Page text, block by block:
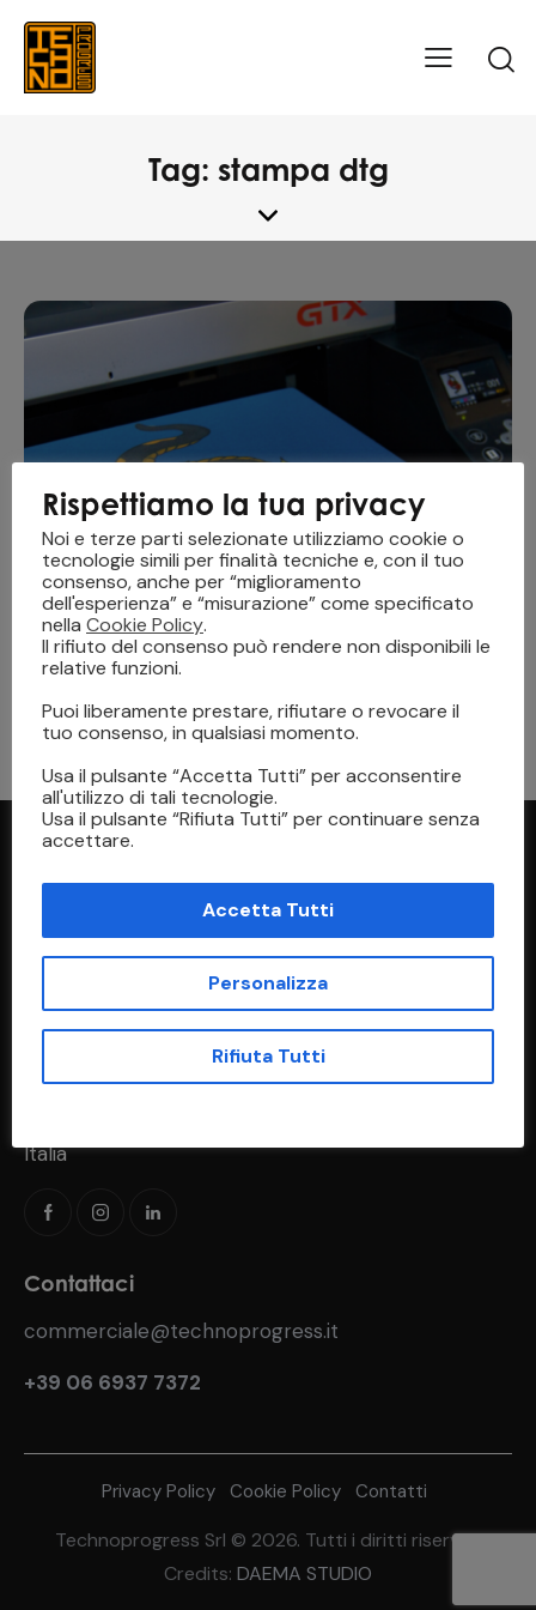
Tag: stampa dtg
Stampa Digitale su Tessuto: come funziona
Indirizzo
Via del Fosso di S. Andrea, 183
Italia
Contattaci
commerciale@technoprogress.it
+39 06 6937 7372
Privacy Policy Cookie Policy Contatti
Technoprogress Srl © 2026. Tutti i diritti riservati
Credits: DAEMA STUDIO
Rispettiamo la tua privacy
Noi e terze parti selezionate utilizziamo cookie o
tecnologie simili per finalità tecniche e, con il tuo
consenso, anche per “miglioramento
dell'esperienza” e “misurazione” come specificato
nella Cookie Policy.
Il rifiuto del consenso può rendere non disponibili le
relative funzioni.
Puoi liberamente prestare, rifiutare o revocare il
tuo consenso, in qualsiasi momento.
Usa il pulsante “Accetta Tutti” per acconsentire
all'utilizzo di tali tecnologie.
Usa il pulsante “Rifiuta Tutti” per continuare senza
accettare.
Accetta Tutti
Personalizza
Rifiuta Tutti